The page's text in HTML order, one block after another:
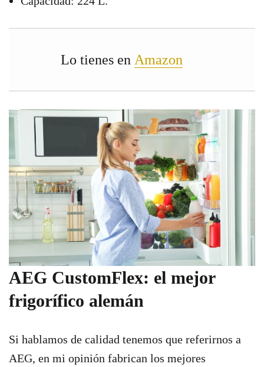
Lo tienes en Amazon
AEG CustomFlex: el mejor
frigorífico alemán
Si hablamos de calidad tenemos que referirnos a
AEG, en mi opinión fabrican los mejores